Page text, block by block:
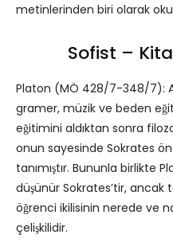
metinlerinden biri olarak
Sofist –
Platon (MÖ 428/7-348/7):
gramer, müzik ve beden
eğitimini aldıktan sonra
onun sayesinde Sokrates
tanımıştır. Bununla birlikte
düşünür Sokrates’tir,
öğrenci ikilisinin nerede ve
çelişkilidir.